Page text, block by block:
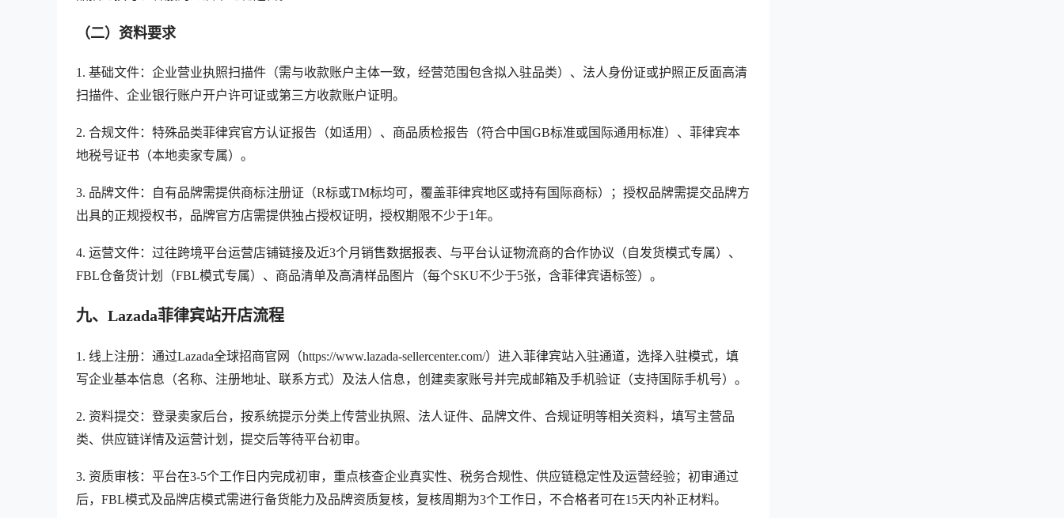
（二）资料要求
1. 基础文件：企业营业执照扫描件（需与收款账户主体一致，经营范围包含拟入驻品类）、法人身份证或护照正反面高清
扫描件、企业银行账户开户许可证或第三方收款账户证明。
2. 合规文件：特殊品类菲律宾官方认证报告（如适用）、商品质检报告（符合中国GB标准或国际通用标准）、菲律宾本
地税号证书（本地卖家专属）。
3. 品牌文件：自有品牌需提供商标注册证（R标或TM标均可，覆盖菲律宾地区或持有国际商标）；授权品牌需提交品牌方
出具的正规授权书，品牌官方店需提供独占授权证明，授权期限不少于1年。
4. 运营文件：过往跨境平台运营店铺链接及近3个月销售数据报表、与平台认证物流商的合作协议（自发货模式专属）、
FBL仓备货计划（FBL模式专属）、商品清单及高清样品图片（每个SKU不少于5张，含菲律宾语标签）。
九、Lazada菲律宾站开店流程
1. 线上注册：通过Lazada全球招商官网（https://www.lazada-sellercenter.com/）进入菲律宾站入驻通道，选择入驻模式，填
写企业基本信息（名称、注册地址、联系方式）及法人信息，创建卖家账号并完成邮箱及手机验证（支持国际手机号）。
2. 资料提交：登录卖家后台，按系统提示分类上传营业执照、法人证件、品牌文件、合规证明等相关资料，填写主营品
类、供应链详情及运营计划，提交后等待平台初审。
3. 资质审核：平台在3-5个工作日内完成初审，重点核查企业真实性、税务合规性、供应链稳定性及运营经验；初审通过
后，FBL模式及品牌店模式需进行备货能力及品牌资质复核，复核周期为3个工作日，不合格者可在15天内补正材料。